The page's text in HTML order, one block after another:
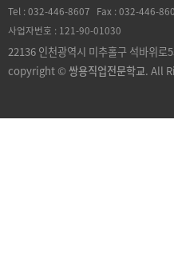
Tel :032-446-8607 Fax :032-446-
사업자번호 : 121-90-01030
22136 인천광역시 미추홀구 석바위로
copyright © 쌍용직업전문학교. All